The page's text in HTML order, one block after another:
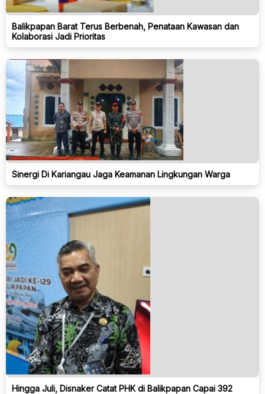
Balikpapan Barat Terus Berbenah, Penataan Kawasan dan
Kolaborasi Jadi Prioritas
Sinergi Di Kariangau Jaga Keamanan Lingkungan Warga
Hingga Juli, Disnaker Catat PHK di Balikpapan Capai 392